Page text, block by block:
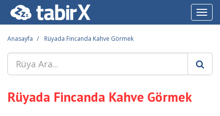
Anasayfa Rüyada Fincanda Kahve Görmek
Rüyada Fincanda Kahve Görmek